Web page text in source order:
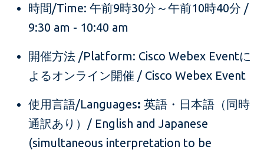
時間/Time: 午前9時30分～午前10時40分 /
9:30 am - 10:40 am
開催方法 /Platform: Cisco Webex Eventに
よるオンライン開催 / Cisco Webex Event
使用言語/Languages: 英語・日本語（同時
通訳あり）/ English and Japanese
(simultaneous interpretation to be